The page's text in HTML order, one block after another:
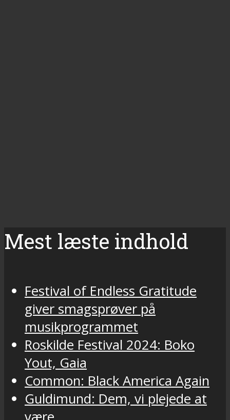
Mest læste indhold
Festival of Endless Gratitude
giver smagsprøver på
musikprogrammet
Roskilde Festival 2024: Boko
Yout, Gaia
Common: Black America Again
Guldimund: Dem, vi plejede at